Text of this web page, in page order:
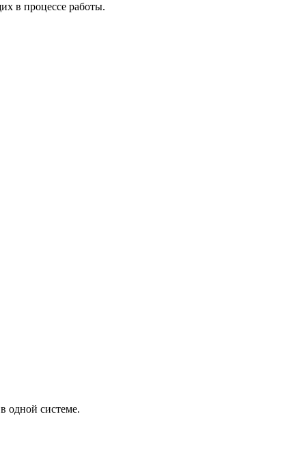
в процессе работы.
одной системе.